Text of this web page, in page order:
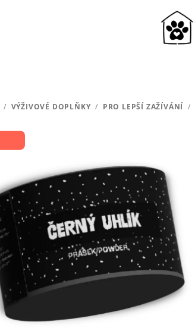
/ VÝŽIVOVÉ DOPLŇKY / PRO LEPŠÍ ZAŽÍVÁNÍ /